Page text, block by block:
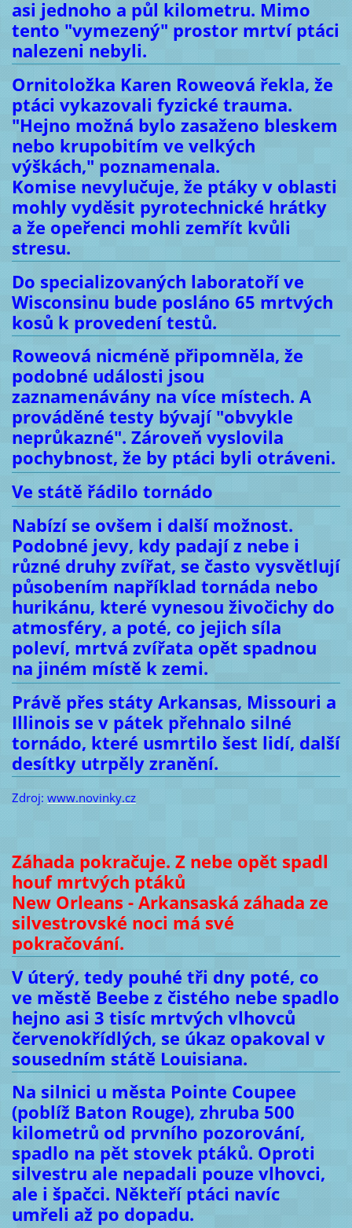
asi jednoho a půl kilometru. Mimo
tento "vymezený" prostor mrtví ptáci
nalezeni nebyli.
Ornitoložka Karen Roweová řekla, že
ptáci vykazovali fyzické trauma.
"Hejno možná bylo zasaženo bleskem
nebo krupobitím ve velkých
výškách," poznamenala.
Komise nevylučuje, že ptáky v oblasti
mohly vyděsit pyrotechnické hrátky
a že opeřenci mohli zemřít kvůli
stresu.
Do specializovaných laboratoří ve
Wisconsinu bude posláno 65 mrtvých
kosů k provedení testů.
Roweová nicméně připomněla, že
podobné události jsou
zaznamenávány na více místech. A
prováděné testy bývají "obvykle
neprůkazné". Zároveň vyslovila
pochybnost, že by ptáci byli otráveni.
Ve státě řádilo tornádo
Nabízí se ovšem i další možnost.
Podobné jevy, kdy padají z nebe i
různé druhy zvířat, se často vysvětlují
působením například tornáda nebo
hurikánu, které vynesou živočichy do
atmosféry, a poté, co jejich síla
poleví, mrtvá zvířata opět spadnou
na jiném místě k zemi.
Právě přes státy Arkansas, Missouri a
Illinois se v pátek přehnalo silné
tornádo, které usmrtilo šest lidí, další
desítky utrpěly zranění.
Zdroj: www.novinky.cz
Záhada pokračuje. Z nebe opět spadl
houf mrtvých ptáků
New Orleans - Arkansaská záhada ze
silvestrovské noci má své
pokračování.
V úterý, tedy pouhé tři dny poté, co
ve městě Beebe z čistého nebe spadlo
hejno asi 3 tisíc mrtvých vlhovců
červenokřídlých, se úkaz opakoval v
sousedním státě Louisiana.
Na silnici u města Pointe Coupee
(poblíž Baton Rouge), zhruba 500
kilometrů od prvního pozorování,
spadlo na pět stovek ptáků. Oproti
silvestru ale nepadali pouze vlhovci,
ale i špačci. Někteří ptáci navíc
umřeli až po dopadu.